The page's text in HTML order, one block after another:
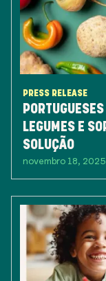
PRESS RELEASE
LEGUMES E
SOLUÇÃO
novembro 18, 2025